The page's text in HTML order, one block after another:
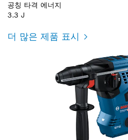
공칭 타격 에너지
3.3 J
더 많은 제품 표시